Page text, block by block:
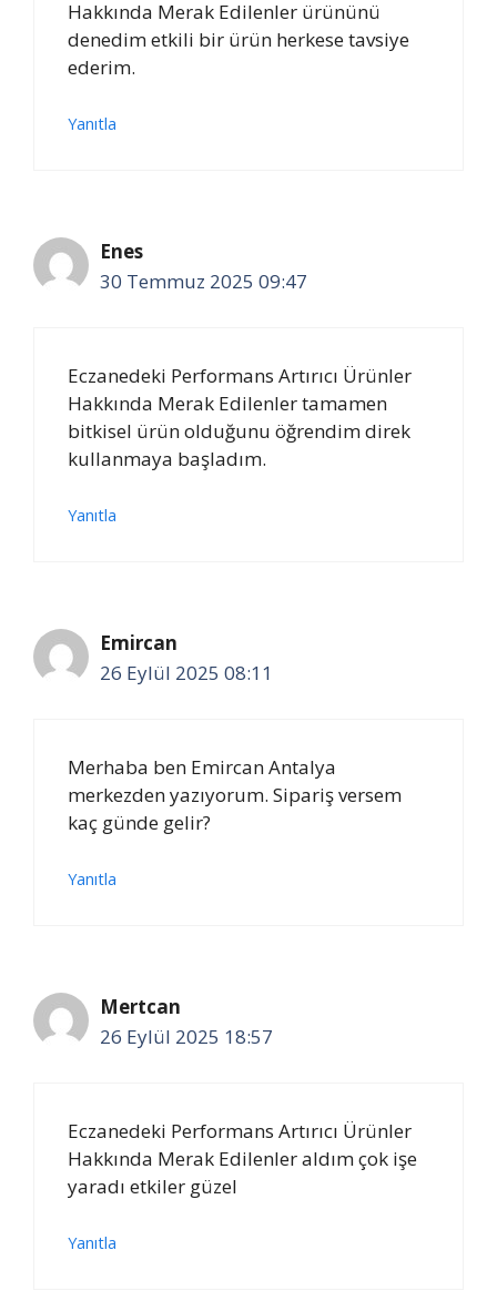
Hakkında Merak Edilenler ürününü
denedim etkili bir ürün herkese tavsiye
ederim.
Yanıtla
Enes
30 Temmuz 2025 09:47
Eczanedeki Performans Artırıcı Ürünler
Hakkında Merak Edilenler tamamen
bitkisel ürün olduğunu öğrendim direk
kullanmaya başladım.
Yanıtla
Emircan
26 Eylül 2025 08:11
Merhaba ben Emircan Antalya
merkezden yazıyorum. Sipariş versem
kaç günde gelir?
Yanıtla
Mertcan
26 Eylül 2025 18:57
Eczanedeki Performans Artırıcı Ürünler
Hakkında Merak Edilenler aldım çok işe
yaradı etkiler güzel
Yanıtla